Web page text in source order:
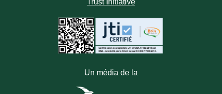
Trust Initiative
Un média de la